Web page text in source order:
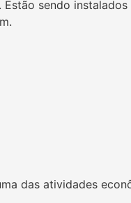
sendo
das atividades